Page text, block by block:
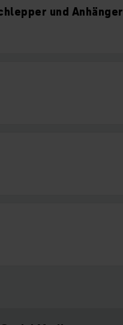
und Anhänger